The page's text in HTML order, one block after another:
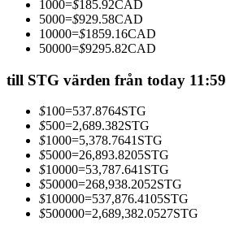
Kopiera Trading
Gå med de bästa handlarna
1000=$185.92CAD
5000=$929.58CAD
10000=$1859.16CAD
50000=$9295.82CAD
till STG värden från today 11:59
$100=537.8764STG
$500=2,689.382STG
$1000=5,378.7641 STG
$5000=26,893.8205STG
$10000=53,787.641 STG
$50000=268,938.2052STG
$100000=537,876.4105STG
$500000=2,689,382.0527STG